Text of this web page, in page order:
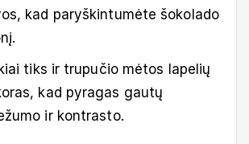
kad paryškintumėte šokolado
tiks ir trupučio mėtos lapelių
kad pyragas gautų
ir kontrasto.